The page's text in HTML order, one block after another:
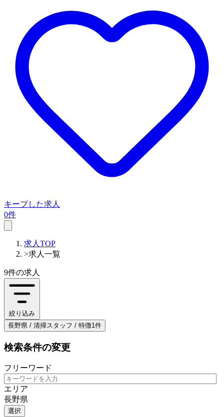
キープした求人
0件
求人TOP
>求人一覧
9件の求人
絞り込み
長野県 / 清掃スタッフ / 特徴1件
検索条件の変更
フリーワード
エリア
長野県
選択